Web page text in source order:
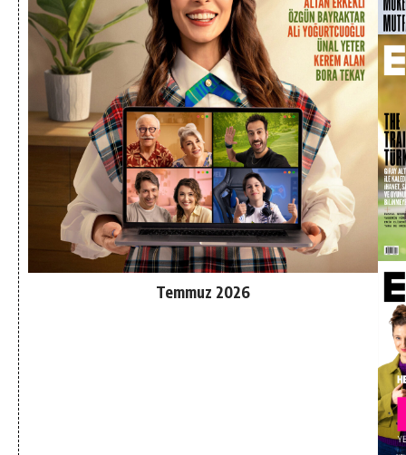
Temmuz 2026